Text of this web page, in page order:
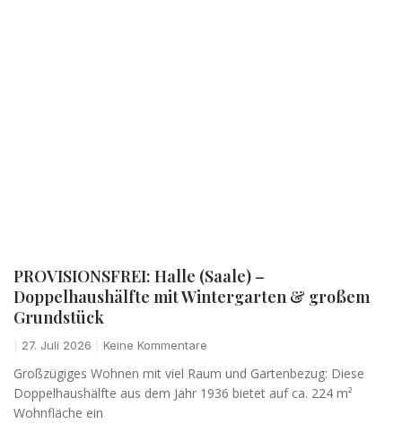
PROVISIONSFREI: Halle (Saale) –
Doppelhaushälfte mit Wintergarten & großem
Grundstück
27. Juli 2026 Keine Kommentare
Großzügiges Wohnen mit viel Raum und Gartenbezug: Diese
Doppelhaushälfte aus dem Jahr 1936 bietet auf ca. 224 m²
Wohnfläche ein